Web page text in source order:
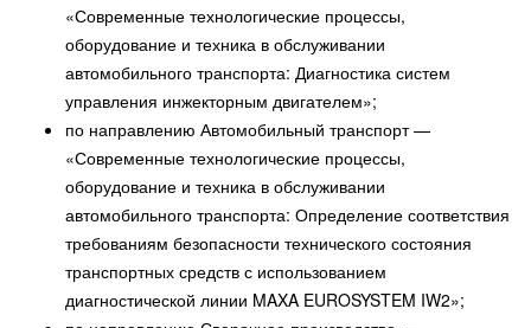
«Современные технологические процессы,
оборудование и техника в обслуживании
автомобильного транспорта: Диагностика систем
управления инжекторным двигателем»;
по направлению Автомобильный транспорт —
«Современные технологические процессы,
оборудование и техника в обслуживании
автомобильного транспорта: Определение соответствия
требованиям безопасности технического состояния
транспортных средств с использованием
диагностической линии MAXA EUROSYSTEM IW2»;